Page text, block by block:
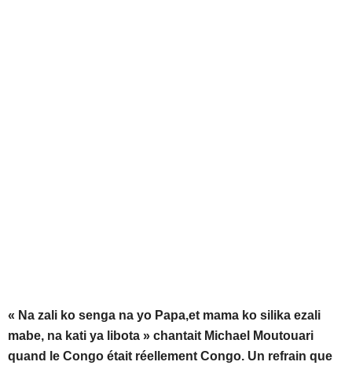
« Na zali ko senga na yo Papa,et mama ko silika ezali
mabe, na kati ya libota » chantait Michael Moutouari
quand le Congo était réellement Congo. Un refrain que